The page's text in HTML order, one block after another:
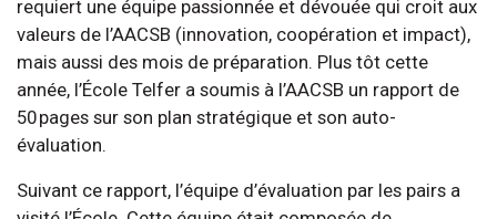
requiert une équipe passionnée et dévouée qui croit aux
valeurs de l’AACSB (innovation, coopération et impact),
mais aussi des mois de préparation. Plus tôt cette
année, l’École Telfer a soumis à l’AACSB un rapport de
50 pages sur son plan stratégique et son auto-
évaluation.
Suivant ce rapport, l’équipe d’évaluation par les pairs a